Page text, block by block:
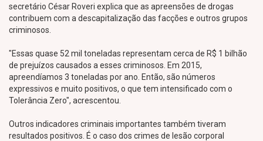
secretário César Roveri explica que as apreensões de drogas
contribuem com a descapitalização das facções e outros grupos
criminosos.
"Essas quase 52 mil toneladas representam cerca de R$ 1 bilhão
de prejuízos causados a esses criminosos. Em 2015,
apreendíamos 3 toneladas por ano. Então, são números
expressivos e muito positivos, o que tem intensificado com o
Tolerância Zero", acrescentou.
Outros indicadores criminais importantes também tiveram
resultados positivos. É o caso dos crimes de lesão corporal